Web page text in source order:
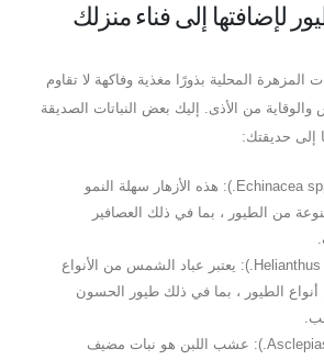
لإضافتها إلى فناء منزلك
المزهرة المحلية بذورًا مغذية وفاكهة لا تقاوم
والوقاية من الأذى. إليك بعض النباتات الصديقة
إلى حديقتك:
القنب الأرجواني (Echinacea spp.): هذه الأزهار سهلة النمو
من الطيور ، بما في ذلك العصافير
عباد الشمس (Helianthus spp.): يعتبر عباد الشمس من الأنواع
أنواع الطيور ، بما في ذلك طيور الحسون
عشب اللبن (Asclepias spp.): عشب اللبن هو نبات مضيف